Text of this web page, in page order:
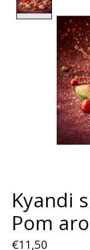
Kyandi
Pom
€11,50